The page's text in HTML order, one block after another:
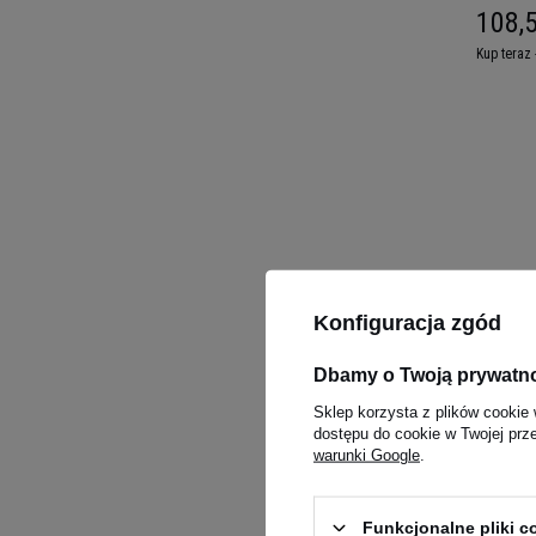
Kup teraz
5.00
Konfiguracja zgód
Dbamy o Twoją
Sklep korzysta z plików cookie
dostępu do cookie w Twojej
warunki Google
Funkcjonalne pliki